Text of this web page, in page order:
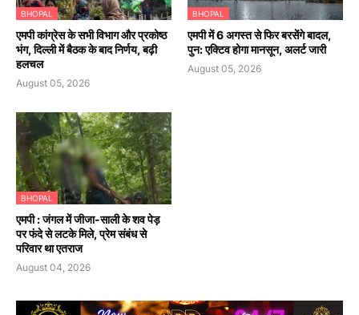
BHOPAL
एमपी कांग्रेस के सभी विभाग और प्रकोष्ठ
भंग, दिल्ली में बैठक के बाद निर्णय, बढ़ी
हलचल
August 05, 2026
BHOPAL
एमपी में 6 अगस्त से फिर बरसेंगे बादल,
पुन: एक्टिव होगा मानसून, अलर्ट जारी
August 05, 2026
BHOPAL
एमपी : जंगल में जीजा-साली के शव पेड़
पर फंदे से लटके मिले, प्रेम संबंध से
परिवार था एतराज
August 04, 2026